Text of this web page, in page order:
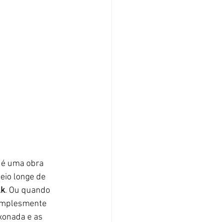
uma obra
longe de
. Ou quando
e as